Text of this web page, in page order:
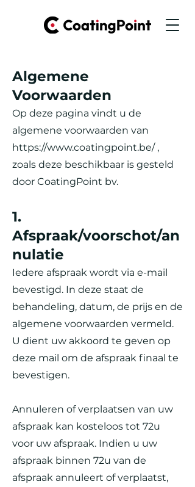
Algemene
Voorwaarden
Op deze pagina vindt u de
algemene voorwaarden van
https://www.coatingpoint.be/,
zoals deze beschikbaar is gesteld
door CoatingPoint bv.
1.
Afspraak/voorschot/an
nulatie
Iedere afspraak wordt via e-mail
bevestigd. In deze staat de
behandeling, datum, de prijs en de
algemene voorwaarden vermeld.
U dient uw akkoord te geven op
deze mail om de afspraak finaal te
bevestigen.
Annuleren of verplaatsen van uw
afspraak kan kosteloos tot 72u
voor uw afspraak. Indien u uw
afspraak binnen 72u van de
afspraak annuleert of verplaatst,